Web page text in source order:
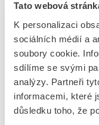
Tato webová
K personalizaci
sociálních médií a
soubory cookie.
sdílíme se svými
analýzy. Partneři
informacemi, které
důsledku toho, že
Kód
Kód
Značka
ks